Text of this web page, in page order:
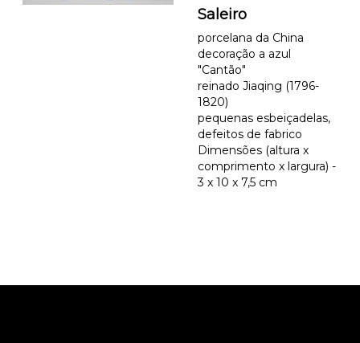
Saleiro
porcelana da China
decoração a azul
"Cantão"
reinado Jiaqing (1796-
1820)
pequenas esbeiçadelas,
defeitos de fabrico
Dimensões (altura x
comprimento x largura) -
3 x 10 x 7,5 cm